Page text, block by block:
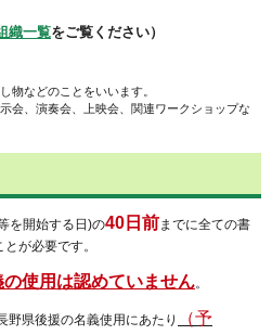
織一覧をご覧ください）
物などのことをいいます。
会、演奏会、上映会、関連ワークショップな
を開始する日)の40日前までに全ての書
が必要です。
使用は認めていません。
野県後援の名義使用にあたり
（予